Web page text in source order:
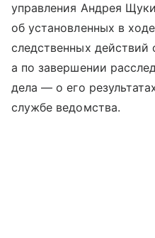
управления Андрея
об установленных в
следственных действий
а по завершении
дела — о его
службе ведомства.